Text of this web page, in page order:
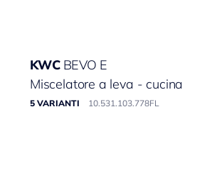
KWC BEVO E
Miscelatore a leva - cucina
5 VARIANTI 10.531.103.778FL